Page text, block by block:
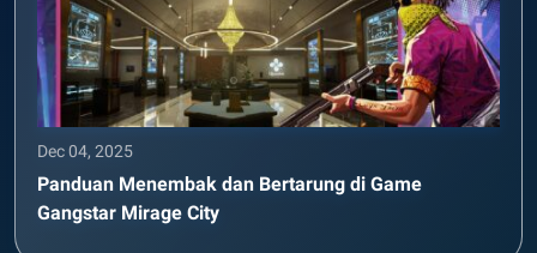
Dec 04, 2025
Panduan Menembak dan Bertarung di Game
Gangstar Mirage City